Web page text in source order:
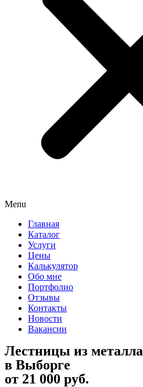
Menu
Главная
Каталог
Услуги
Цены
Калькулятор
Обо мне
Портфолио
Отзывы
Контакты
Новости
Вакансии
Лестницы из металла
в Выборге
от 21 000 руб.